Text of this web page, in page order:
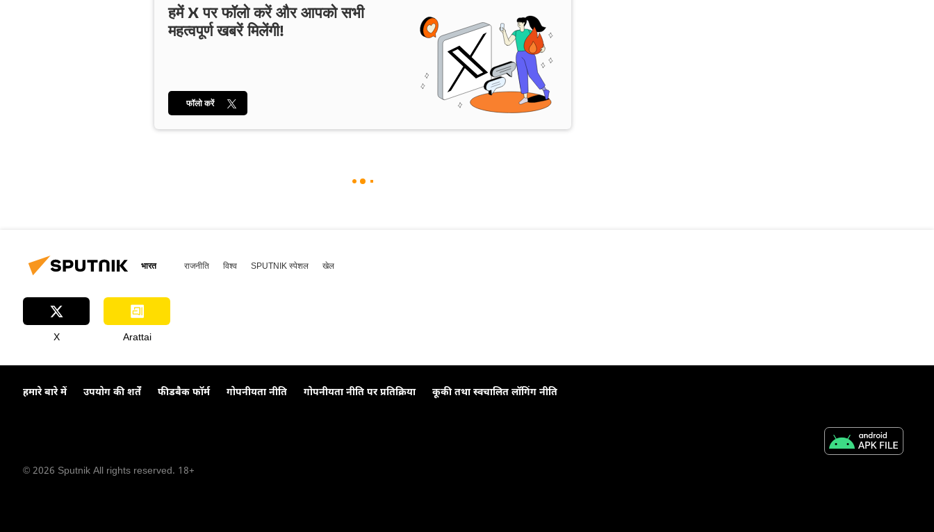
हमें X पर फॉलो करें और आपको सभी
महत्वपूर्ण खबरें मिलेंगी!
फॉलो करें
भारत राजनीति विश्व SPUTNIK स्पेशल खेल
X Arattai
हमारे बारे में उपयोग की शर्तें फीडबैक फॉर्म गोपनीयता नीति गोपनीयता नीति पर प्रतिक्रिया कूकी तथा स्वचालित लॉगिंग नीति
© 2026 Sputnik All rights reserved. 18+